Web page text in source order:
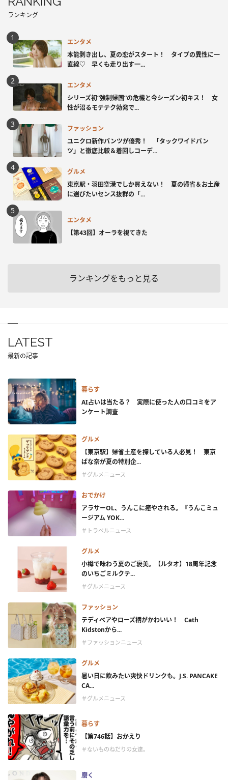
ランキング
エンタメ
本能剥き出し、夏の恋がスタート！ タイプの異性に一
直線♡ 早くも走り出す一...
エンタメ
シリーズ初“強制帰国”の危機と今シーズン初キス！ 女
性が沼るモテテク勃発で...
ファッション
ユニクロ新作パンツが優秀！ 「タックワイドパン
ツ」と徹底比較＆着回しコーデ...
グルメ
東京駅・羽田空港でしか買えない！ 夏の帰省＆お土産
に選びたいセンス抜群の「...
エンタメ
【第43回】オーラを視てきた
ランキングをもっと見る
LATEST
最新の記事
暮らす
AI占いは当たる？ 実際に使った人の口コミをア
ンケート調査
グルメ
【東京駅】帰省土産を探している人必見！ 東京
ばな奈が夏の特別企...
＃グルメニュース
おでかけ
アラサーOL、うんこに癒やされる。『うんこミュ
ージアム YOK...
＃トラベルニュース
グルメ
小樽で味わう夏のご褒美。【ルタオ】18周年記念
のいちごミルクテ...
＃グルメニュース
ファッション
テディベアやローズ柄がかわいい！ Cath
Kidstonから...
＃ファッションニュース
グルメ
暑い日に飲みたい爽快ドリンクも。J.S. PANCAKE
CA...
＃グルメニュース
暮らす
【第746話】おかえり
＃ないものねだりの女達。
磨く